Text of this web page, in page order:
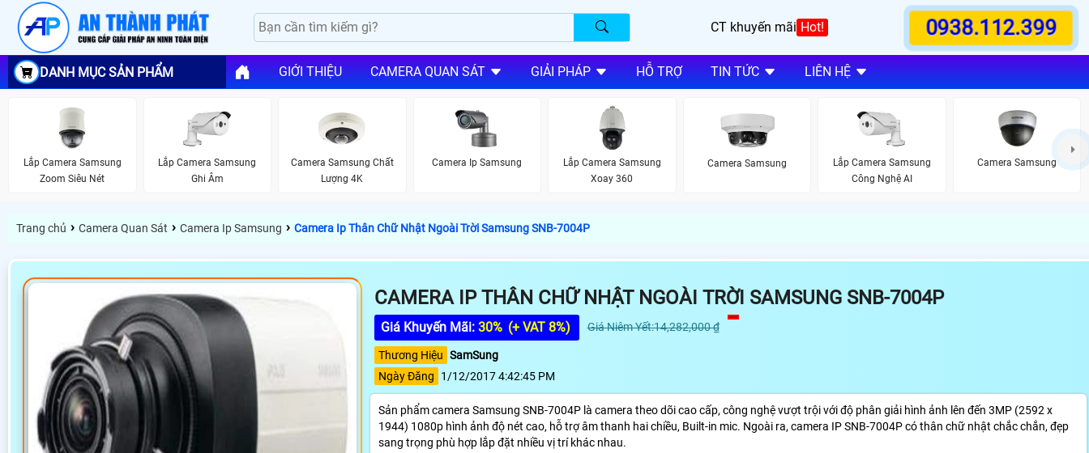
CT khuyến mãi Hot! 0938.112.399
DANH MỤC SẢN PHẨM GIỚI THIỆU CAMERA QUAN SÁT GIẢI PHÁP HỖ TRỢ TIN TỨC LIÊN HỆ
Lắp Camera Samsung
Zoom Siêu Nét
Lắp Camera Samsung
Ghi Âm
Camera Samsung Chất
Lượng 4K
Camera Ip Samsung
Lắp Camera Samsung
Xoay 360
Camera Samsung
Lắp Camera Samsung
Công Nghệ AI
Camera Samsung
Trang chủ › Camera Quan Sát › Camera Ip Samsung › Camera Ip Thân Chữ Nhật Ngoài Trời Samsung SNB-7004P
CAMERA IP THÂN CHỮ NHẬT NGOÀI TRỜI SAMSUNG SNB-7004P
Giá Khuyến Mãi: 30% (+ VAT 8%) Giá Niêm Yết:14,282,000 ₫
Thương Hiệu SamSung
Ngày Đăng
1/12/2017 4:42:45 PM
Sản phẩm camera Samsung SNB-7004P là camera theo dõi cao cấp, công nghệ vượt trội với độ phân giải hình ảnh lên đến 3MP (2592 x
1944) 1080p hình ảnh độ nét cao, hỗ trợ âm thanh hai chiều, Built-in mic. Ngoài ra, camera IP SNB-7004P có thân chữ nhật chắc chắn, đẹp
sang trọng phù hợp lắp đặt nhiều vị trí khác nhau.